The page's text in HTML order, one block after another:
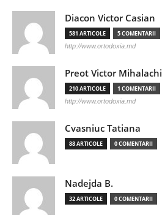
Diacon Victor Casian
581 ARTICOLE 5 COMENTARII
http://www.ortodoxia.md
Preot Victor Mihalachi
210 ARTICOLE 1 COMENTARII
http://www.ortodoxia.md
Cvasniuc Tatiana
88 ARTICOLE 0 COMENTARII
Nadejda B.
32 ARTICOLE 0 COMENTARII